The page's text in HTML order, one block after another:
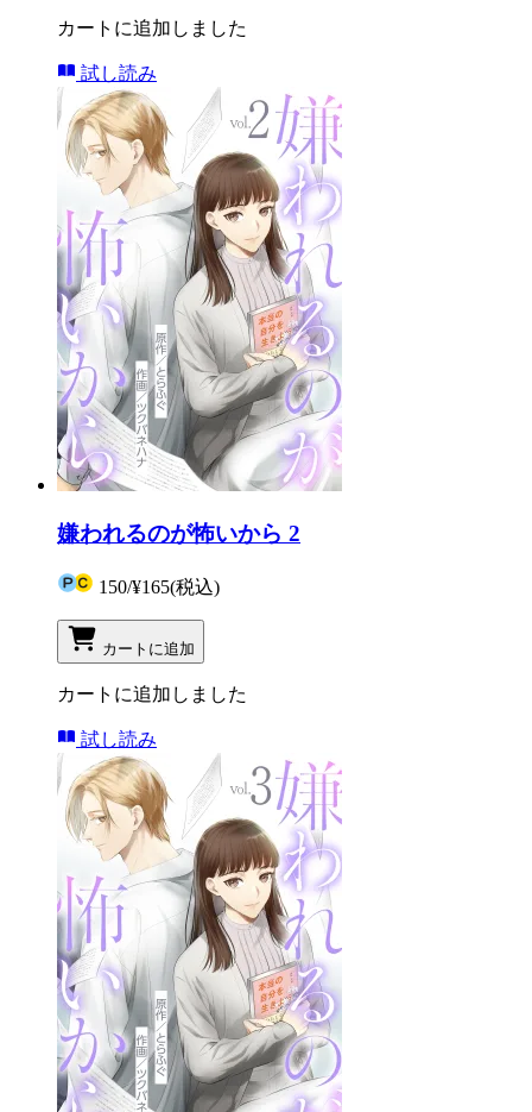
カートに追加しました
試し読み
嫌われるのが怖いから 2
150/¥165(税込)
カートに追加
カートに追加しました
試し読み